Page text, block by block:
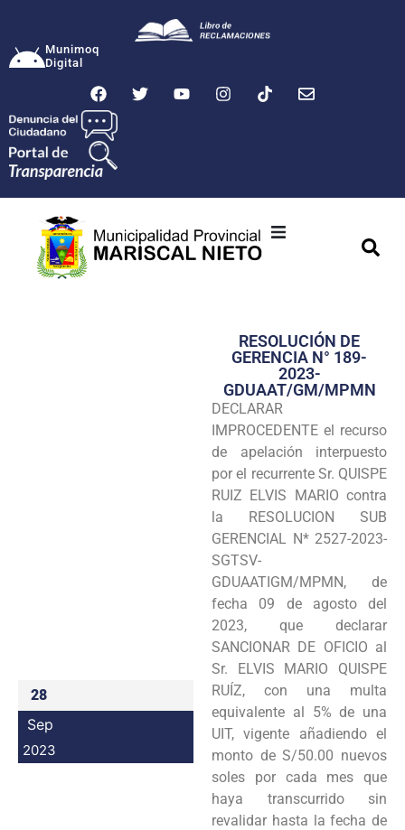
Munimoq
Digital
Transparencia
Seguridad
Programas
Intranet
28
Sep
2023
RESOLUCIÓN DE
GERENCIA N° 189-
2023-
GDUAAT/GM/MPMN
DECLARAR
IMPROCEDENTE el recurso
de apelación interpuesto
por el recurrente Sr. QUISPE
RUIZ ELVIS MARIO contra
la RESOLUCION SUB
GERENCIAL N* 2527-2023-
SGTSV-
GDUAATIGM/MPMN, de
fecha 09 de agosto del
2023, que declarar
SANCIONAR DE OFICIO al
Sr. ELVIS MARIO QUISPE
RUÍZ, con una multa
equivalente al 5% de una
UIT, vigente añadiendo el
monto de S/50.00 nuevos
soles por cada mes que
haya transcurrido sin
revalidar hasta la fecha de